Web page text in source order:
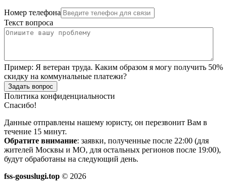
Номер телефона
Текст вопроса
Пример: Я ветеран труда. Каким образом я могу получить 50%
скидку на коммунальные платежи?
Задать вопрос
Политика конфиденциальности
Спасибо!
Данные отправлены нашему юристу, он перезвонит Вам в
течение 15 минут.
Обратите внимание: заявки, полученные после 22:00 (для
жителей Москвы и МО, для остальных регионов после 19:00),
будут обработаны на следующий день.
fss-gosuslugi.top © 2026